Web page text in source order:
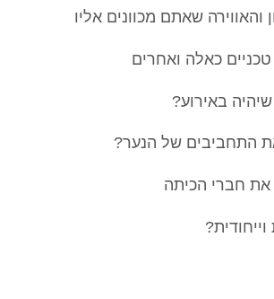
והאווירה שאתם מכוונים אליו
כאלה ואחרים
באירוע?
התחביבים של הנער?
את חברי הכיתה